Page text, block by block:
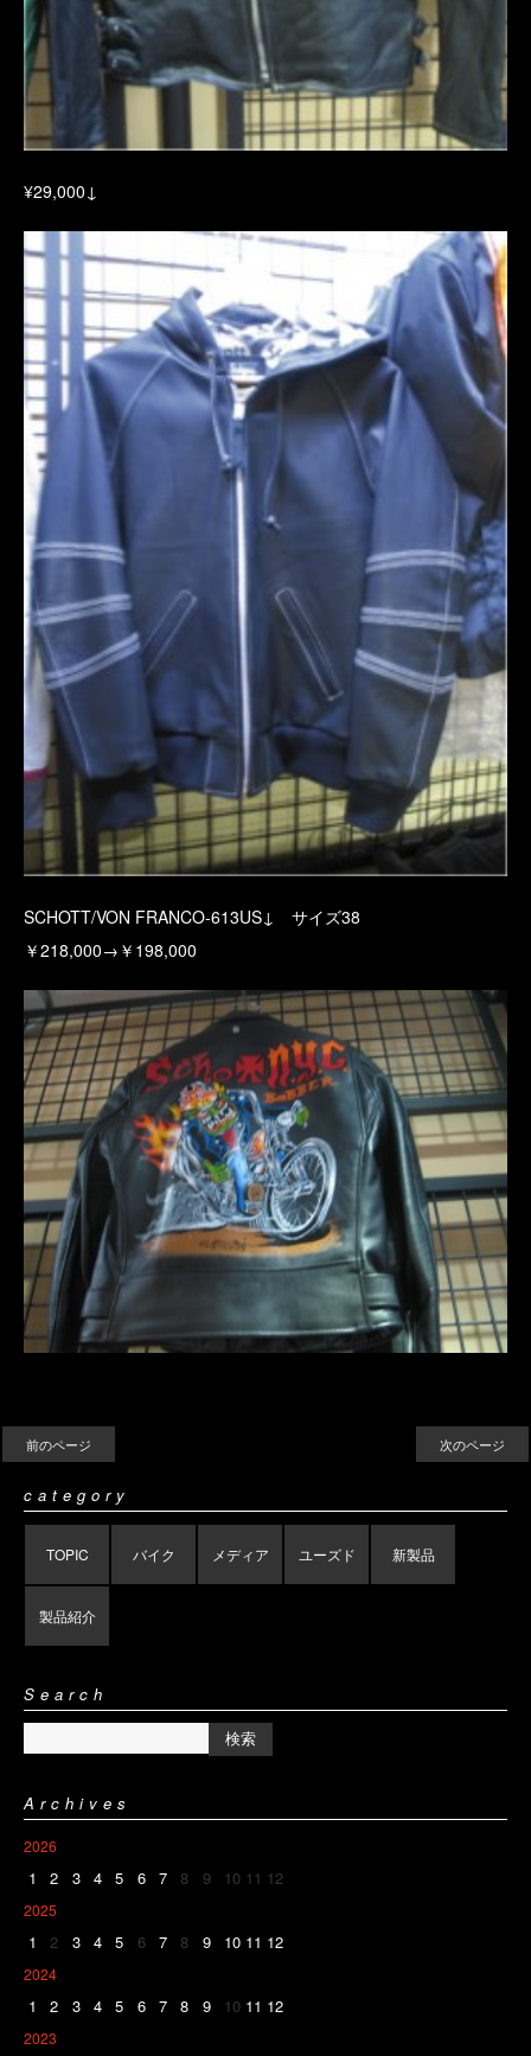
¥29,000↓
SCHOTT/VON FRANCO-613US↓ サイズ38
￥218,000→￥198,000
前のページ 次のページ
category
TOPIC バイク メディア ユーズド 新製品
製品紹介
Search
Archives
2026
1 2 3 4 5 6 7 8 9 10 11 12
2025
1 2 3 4 5 6 7 8 9 10 11 12
2024
1 2 3 4 5 6 7 8 9 10 11 12
2023